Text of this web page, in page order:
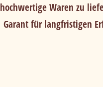
hochwertige Waren zu
Garant für langfristigen